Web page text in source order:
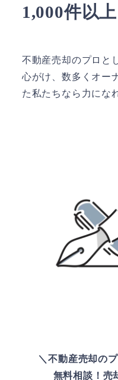
1,000件以上
不動産売却のプロと
心がけ、数多くオー
た私たちなら力にな
＼不動産売却の
無料相談！売